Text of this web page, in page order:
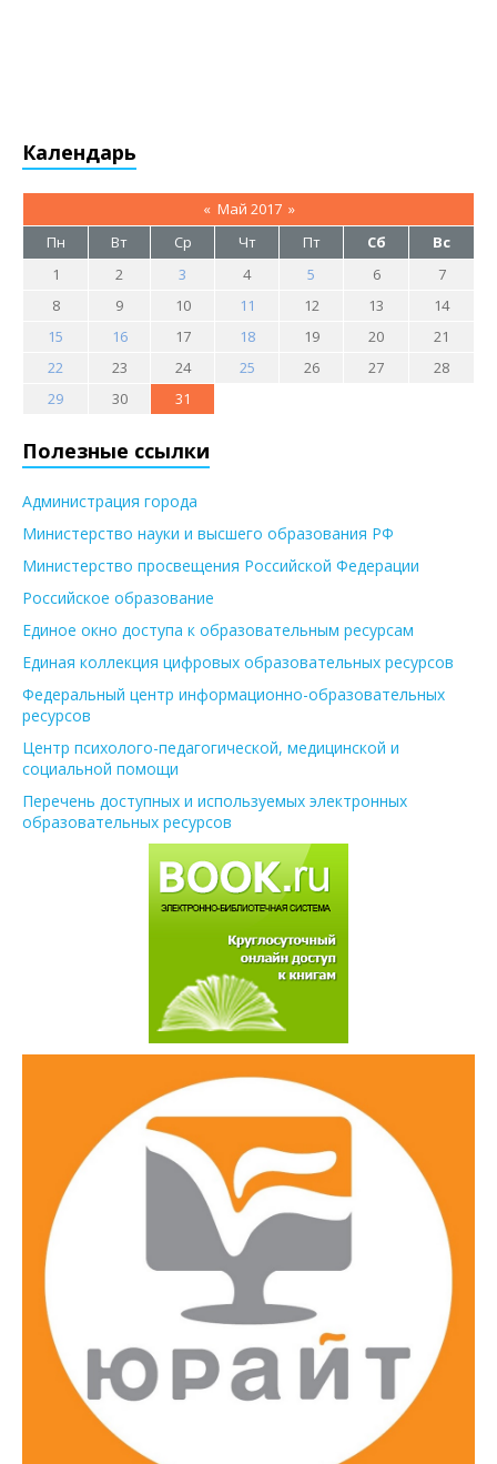
Календарь
« Май 2017 »
Пн
Вт Ср Чт Пт Сб
Вс
1
2 3 4 5 6
7
8
9 10 11 12 13
14
15
16 17 18 19 20
21
22
23 24 25 26 27
28
29
30 31
Полезные ссылки
Администрация города
Министерство науки и высшего образования РФ
Министерство просвещения Российской Федерации
Российское образование
Единое окно доступа к образовательным ресурсам
Единая коллекция цифровых образовательных ресурсов
Федеральный центр информационно-образовательных
ресурсов
Центр психолого-педагогической, медицинской и
социальной помощи
Перечень доступных и используемых электронных
образовательных ресурсов